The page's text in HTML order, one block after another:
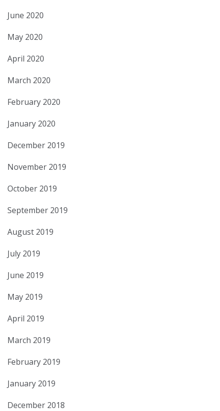
June 2020
May 2020
April 2020
March 2020
February 2020
January 2020
December 2019
November 2019
October 2019
September 2019
August 2019
July 2019
June 2019
May 2019
April 2019
March 2019
February 2019
January 2019
December 2018